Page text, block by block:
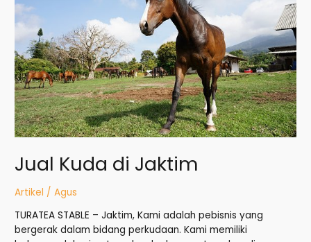
Jual Kuda di Jaktim
Artikel /Agus
TURATEA STABLE – Jaktim, Kami adalah pebisnis yang
bergerak dalam bidang perkudaan. Kami memiliki